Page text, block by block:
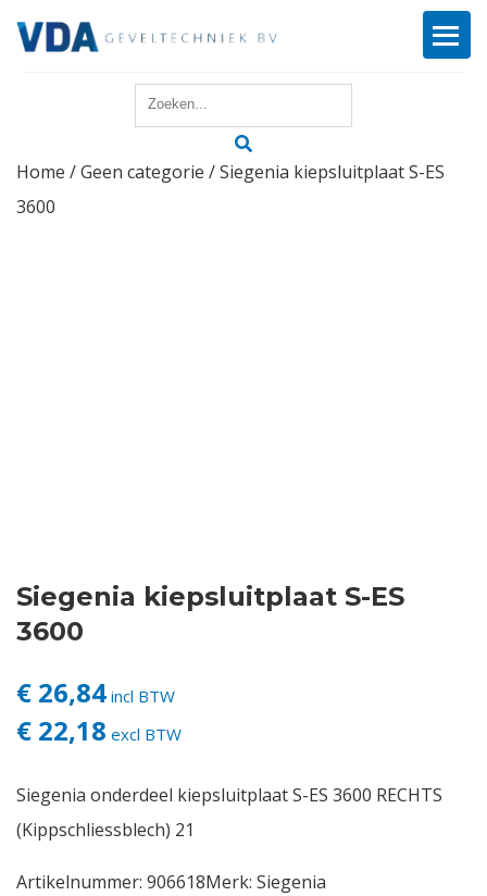
Reparatie
Login
Home /Geen categorie / Siegenia kiepsluitplaat S-ES
3600
Siegenia kiepsluitplaat S-ES
3600
€ 26,84 incl BTW
€ 22,18 excl BTW
Siegenia onderdeel kiepsluitplaat S-ES 3600 RECHTS
(Kippschliessblech) 21
Artikelnummer: 906618Merk: Siegenia